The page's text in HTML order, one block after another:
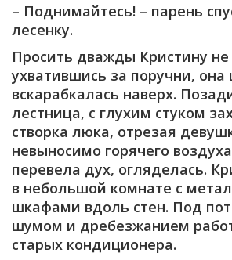
– Поднимайтесь! – парень
лесенку.
Просить дважды Кристину
ухватившись за поручни, она
вскарабкалась наверх.
лестница, с глухим стуком
створка люка, отрезая
невыносимо горячего
перевела дух, огляделась.
в небольшой комнате с
шкафами вдоль стен. Под
шумом и дребезжанием
старых кондиционера.